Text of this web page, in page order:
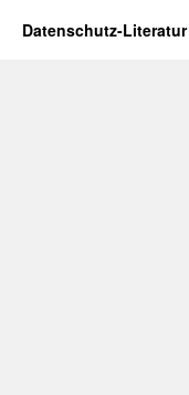
Datenschutz-Literatur